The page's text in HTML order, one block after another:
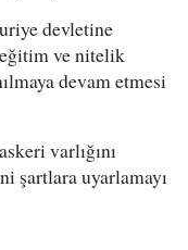
devletine
ve nitelik
devam etmesi
varlığını
şartlara uyarlamayı